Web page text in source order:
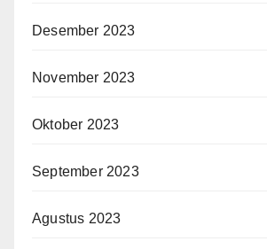
Desember 2023
November 2023
Oktober 2023
September 2023
Agustus 2023